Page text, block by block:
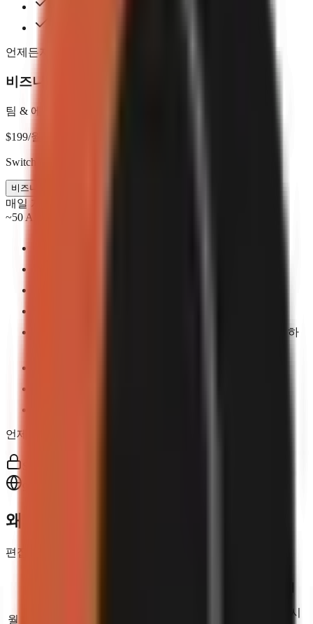
언제든지 취소 가능. 계약 없음.
비즈니스
팀 & 에이전시를 위한
$199/월
Switch to annual & save $398
비즈니스 시작
매일 게시
~50 AI videos/mo
클릭 한 번으로 만들 수 있는 완성형 포맷입니다. 하
언제든지 취소 가능. 계약 없음.
왜 GoFaceless인가요?
편집자를 고용하거나 직접 하는 것과 비교해 보세요.
월 비용
무료 (본인 시